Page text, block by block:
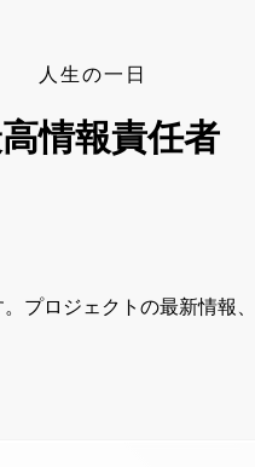
人生の一日
情報責任者
プロジェクトの最新情報